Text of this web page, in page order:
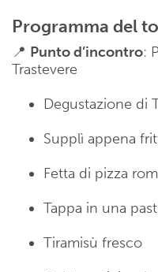
Programma del
📍 Punto d’incontro:
Trastevere
Degustazione di
Supplì appena
Fetta di pizza
Tappa in una
Tiramisù fresco